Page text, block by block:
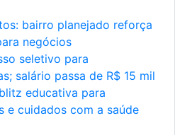
bairro planejado reforça
negócios
seletivo para
salário passa de R$ 15 mil
educativa para
e cuidados com a saúde